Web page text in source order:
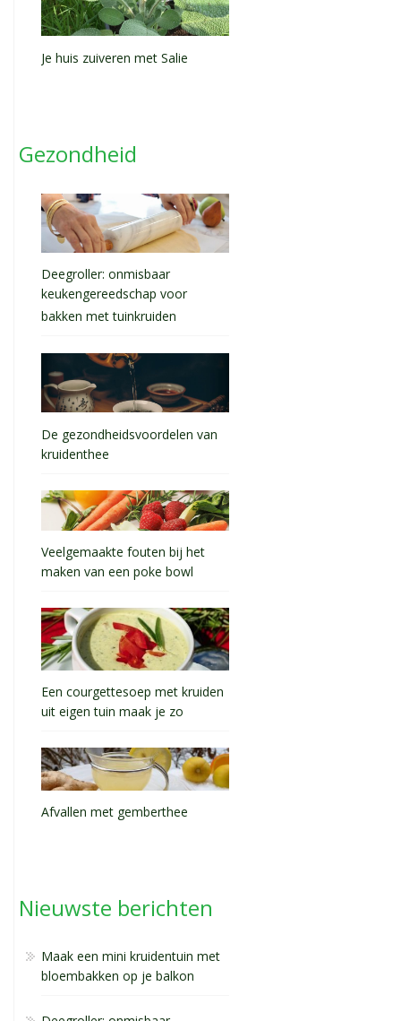
Je huis zuiveren met Salie
Gezondheid
Deegroller: onmisbaar
keukengereedschap voor
bakken met tuinkruiden
De gezondheidsvoordelen van
kruidenthee
Veelgemaakte fouten bij het
maken van een poke bowl
Een courgettesoep met kruiden
uit eigen tuin maak je zo
Afvallen met gemberthee
Nieuwste berichten
Maak een mini kruidentuin met
bloembakken op je balkon